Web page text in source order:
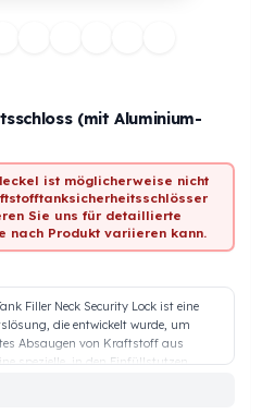
(mit Aluminium-
ist möglicherweise nicht
Sie uns für detaillierte
je nach Produkt variieren kann.